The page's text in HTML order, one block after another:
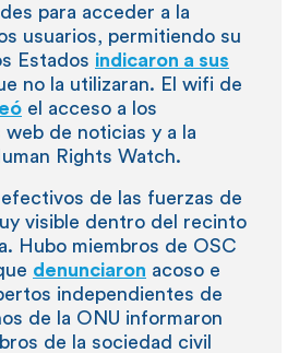
para acceder a la
usuarios, permitiendo su
Estados indicaron a sus
no la utilizaran. El wifi de
el acceso a los
de noticias y a la
Rights Watch.
de las fuerzas de
visible dentro del recinto
Hubo miembros de OSC
denunciaron acoso e
independientes de
de la ONU informaron
de la sociedad civil